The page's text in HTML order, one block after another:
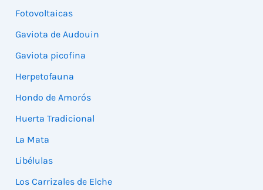
Fotovoltaicas
Gaviota de Audouin
Gaviota picofina
Herpetofauna
Hondo de Amorós
Huerta Tradicional
La Mata
Libélulas
Los Carrizales de Elche